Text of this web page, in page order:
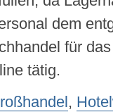
dem
für
tätig.
,